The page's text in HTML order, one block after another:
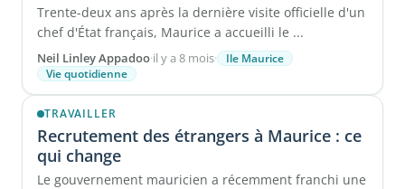
Trente-deux ans après la dernière visite officielle d'un
chef d'État français, Maurice a accueilli le ...
Neil Linley Appadoo·il y a 8 mois·
Ile Maurice
Vie quotidienne
TRAVAILLER
Recrutement des étrangers à Maurice : ce
qui change
Le gouvernement mauricien a récemment franchi une